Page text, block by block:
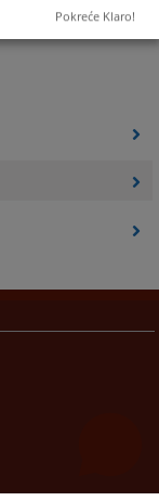
Pokreće Klaro!